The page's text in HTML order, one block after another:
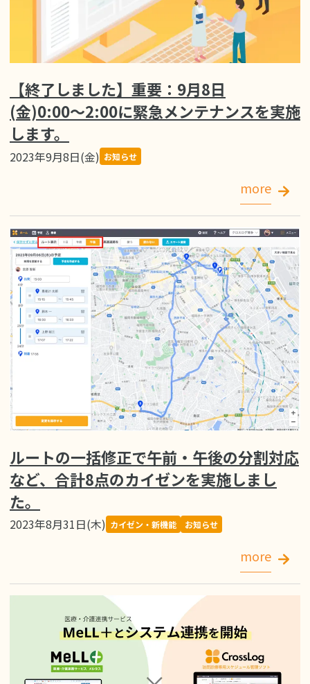
【終了しました】重要：9月8日
(金)0:00〜2:00に緊急メンテナンスを実施
します。
2023年9月8日(金) お知らせ
more
ルートの一括修正で午前・午後の分割対応
など、合計8点のカイゼンを実施しまし
た。
2023年8月31日(木) カイゼン・新機能 お知らせ
more